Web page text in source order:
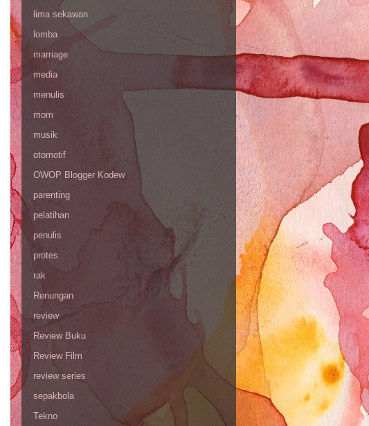
lima sekawan
lomba
marriage
media
menulis
mom
musik
otomotif
OWOP Blogger Kodew
parenting
pelatihan
penulis
protes
rak
Renungan
review
Review Buku
Review Film
review series
sepakbola
Tekno